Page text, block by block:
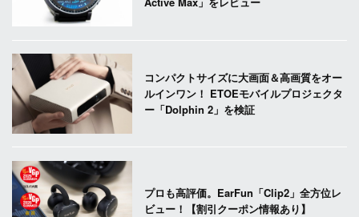
コンパクトサイズに大画面＆高画質をオー
ルインワン！ ETOEモバイルプロジェクタ
ー「Dolphin 2」を検証
プロも高評価。EarFun「Clip2」全方位レ
ビュー！【割引クーポン情報あり】